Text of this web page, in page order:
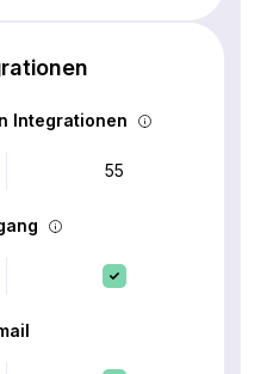
Integrationen
55